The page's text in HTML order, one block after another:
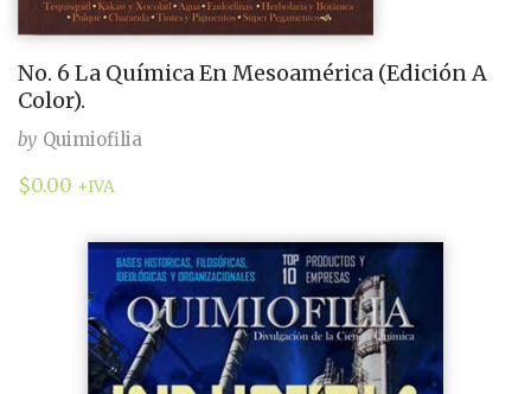
No. 6 La Química En Mesoamérica (Edición A
Color).
by Quimiofilia
$0.00 +IVA